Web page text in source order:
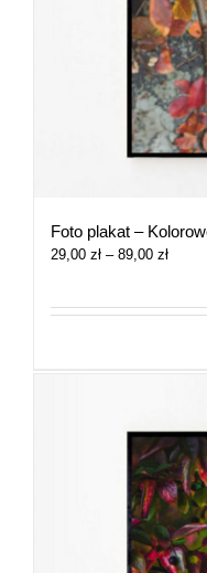
Foto plakat –
29,00 zł – 89,00 złZakres
29,00